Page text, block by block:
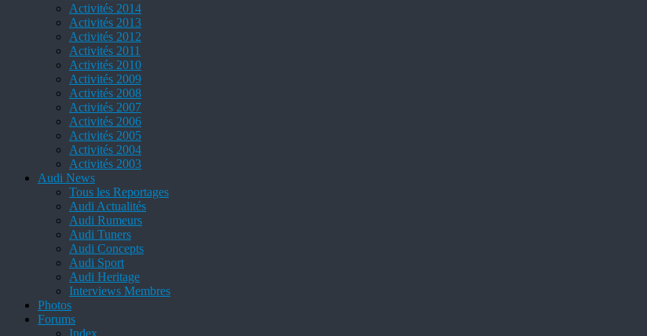
Activités 2014
Activités 2013
Activités 2012
Activités 2011
Activités 2010
Activités 2009
Activités 2008
Activités 2007
Activités 2006
Activités 2005
Activités 2004
Activités 2003
Audi News
Tous les Reportages
Audi Actualités
Audi Rumeurs
Audi Tuners
Audi Concepts
Audi Sport
Audi Heritage
Interviews Membres
Photos
Forums